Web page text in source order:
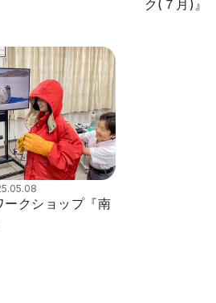
ク(７月)』
ークショップ『南